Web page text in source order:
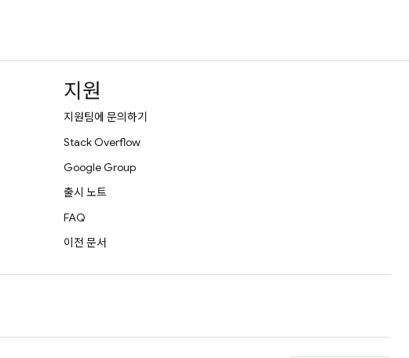
지원
지원팀에 문의하기
Stack Overflow
Google Group
출시 노트
FAQ
이전 문서